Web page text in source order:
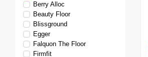
Berry Alloc
Beauty Floor
Blissground
Egger
Falquon The Floor
Firmfit